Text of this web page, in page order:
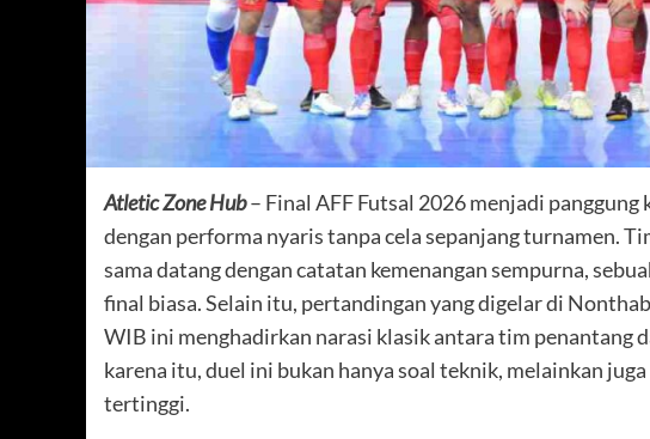
Atletic Zone Hub– Final AFF Futsal 2026 menjadi
dengan performa nyaris tanpa cela sepanjang turnamen.
sama datang dengan catatan kemenangan sempurna,
final biasa. Selain itu, pertandingan yang digelar di
WIB ini menghadirkan narasi klasik antara tim penantang
karena itu, duel ini bukan hanya soal teknik, melainkan
tertinggi.